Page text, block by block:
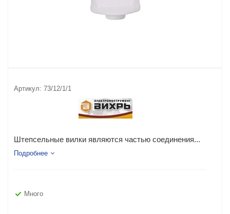
Артикул: 73/12/1/1
Штепсельные вилки являются частью соединения...
Подробнее
Много